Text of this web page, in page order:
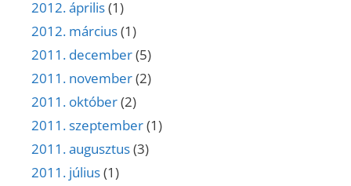
2012. április(1)
2012. március(1)
2011. december(5)
2011. november(2)
2011. október(2)
2011. szeptember(1)
2011. augusztus(3)
2011. július(1)